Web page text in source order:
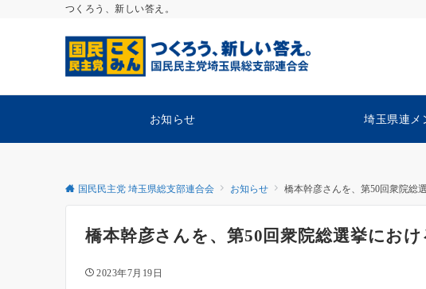
つくろう、新しい答え。
お知らせ 埼玉県連メ
国民民主党 埼玉県総支部連合会 お知らせ 橋本幹彦さんを、第50回衆院総
橋本幹彦さんを、第50回衆院総選挙にお
2023年7月19日